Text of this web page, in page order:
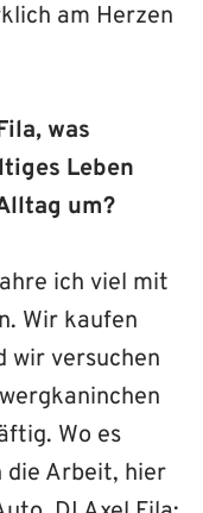
am Herzen
was
Leben
um?
ich viel mit
Wir kaufen
wir versuchen
Wo es
die Arbeit, hier